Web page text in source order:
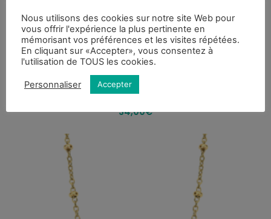
Argent
COLLIER LOTUS SILVER LP3295-1/1 ARGENT, FEMME
34,00€
Nous utilisons des cookies sur notre site Web pour
vous offrir l'expérience la plus pertinente en
mémorisant vos préférences et les visites répétées.
En cliquant sur «Accepter», vous consentez à
l'utilisation de TOUS les cookies.
Personnaliser Accepter